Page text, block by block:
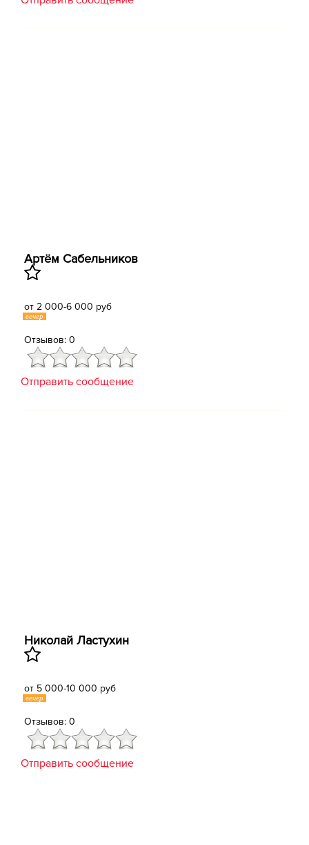
Артём Сабельников
от 2 000-6 000 руб
вечер
Отзывов: 0
Отправить сообщение
Николай Ластухин
от 5 000-10 000 руб
вечер
Отзывов: 0
Отправить сообщение